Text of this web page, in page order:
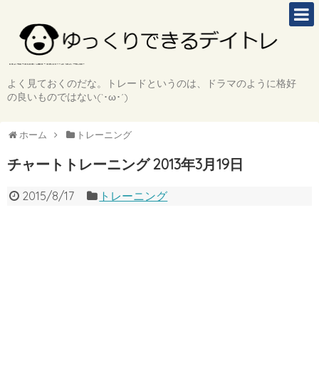
よく見ておくのだな。トレードというのは、ドラマのように格好
の良いものではない(`･ω･´)
ホーム トレーニング
チャートトレーニング 2013年3月19日
2015/8/17 トレーニング